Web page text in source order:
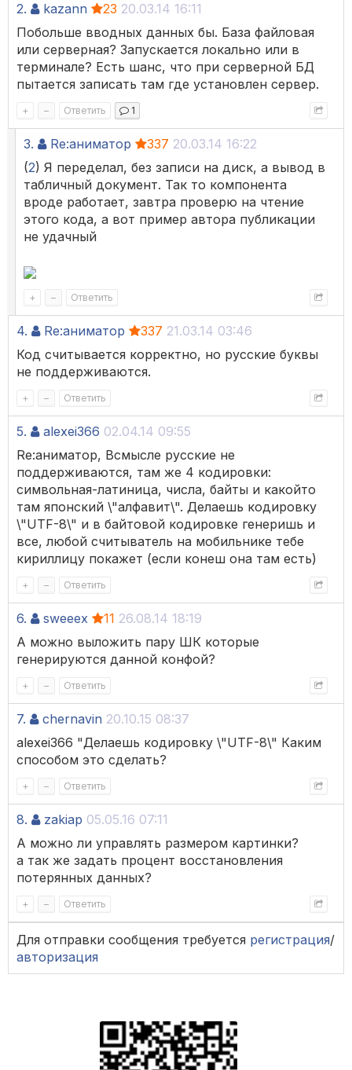
2. kazann 23 20.03.14 16:11
Побольше вводных данных бы. База файловая
или серверная? Запускается локально или в
терминале? Есть шанс, что при серверной БД
пытается записать там где установлен сервер.
+ – Ответить 1
3. Re:аниматор 337 20.03.14 16:22
(2) Я переделал, без записи на диск, а вывод в
табличный документ. Так то компонента
вроде работает, завтра проверю на чтение
этого кода, а вот пример автора публикации
не удачный
+ – Ответить
4. Re:аниматор 337 21.03.14 03:46
Код считывается корректно, но русские буквы
не поддерживаются.
+ – Ответить
5. alexei366 02.04.14 09:55
Re:аниматор, Всмысле русские не
поддерживаются, там же 4 кодировки:
символьная-латиница, числа, байты и какойто
там японский \"алфавит\". Делаешь кодировку
\"UTF-8\" и в байтовой кодировке генеришь и
все, любой считыватель на мобильнике тебе
кириллицу покажет (если конеш она там есть)
+ – Ответить
6. sweeex 11 26.08.14 18:19
А можно выложить пару ШК которые
генерируются данной конфой?
+ – Ответить
7. chernavin 20.10.15 08:37
alexei366 "Делаешь кодировку \"UTF-8\" Каким
способом это сделать?
+ – Ответить
8. zakiap 05.05.16 07:11
А можно ли управлять размером картинки?
а так же задать процент восстановления
потерянных данных?
+ – Ответить
Для отправки сообщения требуется регистрация/
авторизация